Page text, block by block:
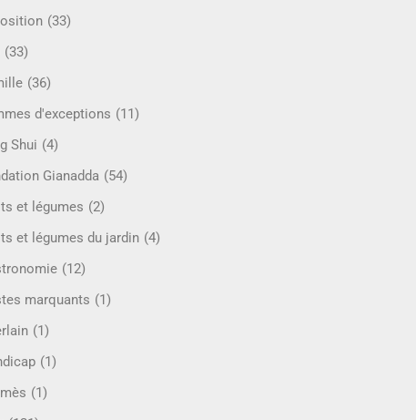
(33)
(33)
(36)
d'exceptions (11)
Shui (4)
Gianadda (54)
et légumes (2)
et légumes du jardin (4)
(12)
marquants (1)
(1)
(1)
(1)